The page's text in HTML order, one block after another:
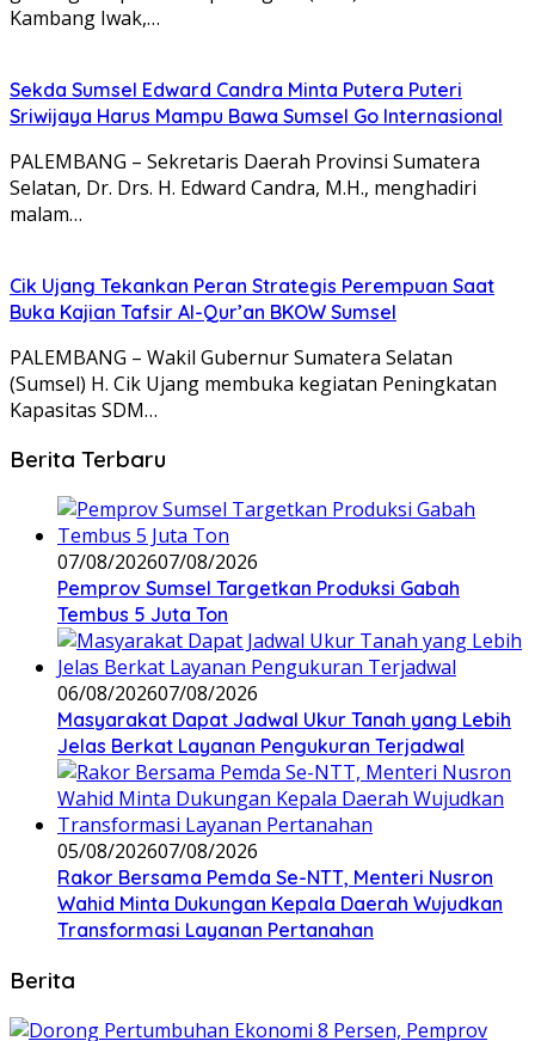
Kambang Iwak,…
Sekda Sumsel Edward Candra Minta Putera Puteri
Sriwijaya Harus Mampu Bawa Sumsel Go Internasional
PALEMBANG – Sekretaris Daerah Provinsi Sumatera
Selatan, Dr. Drs. H. Edward Candra, M.H., menghadiri
malam…
Cik Ujang Tekankan Peran Strategis Perempuan Saat
Buka Kajian Tafsir Al-Qur’an BKOW Sumsel
PALEMBANG – Wakil Gubernur Sumatera Selatan
(Sumsel) H. Cik Ujang membuka kegiatan Peningkatan
Kapasitas SDM…
Berita Terbaru
07/08/202607/08/2026
Pemprov Sumsel Targetkan Produksi Gabah
Tembus 5 Juta Ton
06/08/202607/08/2026
Masyarakat Dapat Jadwal Ukur Tanah yang Lebih
Jelas Berkat Layanan Pengukuran Terjadwal
05/08/202607/08/2026
Rakor Bersama Pemda Se-NTT, Menteri Nusron
Wahid Minta Dukungan Kepala Daerah Wujudkan
Transformasi Layanan Pertanahan
Berita